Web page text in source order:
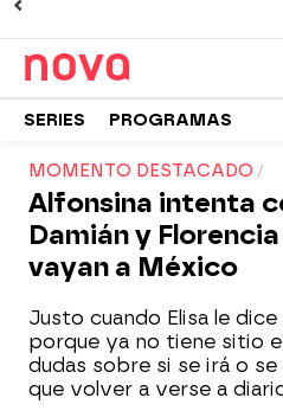
SERIES PROGRAMAS
MOMENTO DESTACADO
Alfonsina intenta
Damián y
vayan a México
Justo cuando Elisa le
porque ya no tiene sitio
dudas sobre si se irá o se
que volver a verse a